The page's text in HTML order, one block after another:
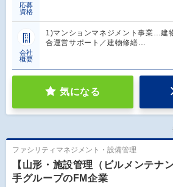
応募
資格
会社
概要
1)マンションマネジメント事業…建
合運営サポート／建物修繕…
気になる
ファシリティマネジメント・設備管理
【山形・施設管理（ビルメンテナ
手グループのFM企業